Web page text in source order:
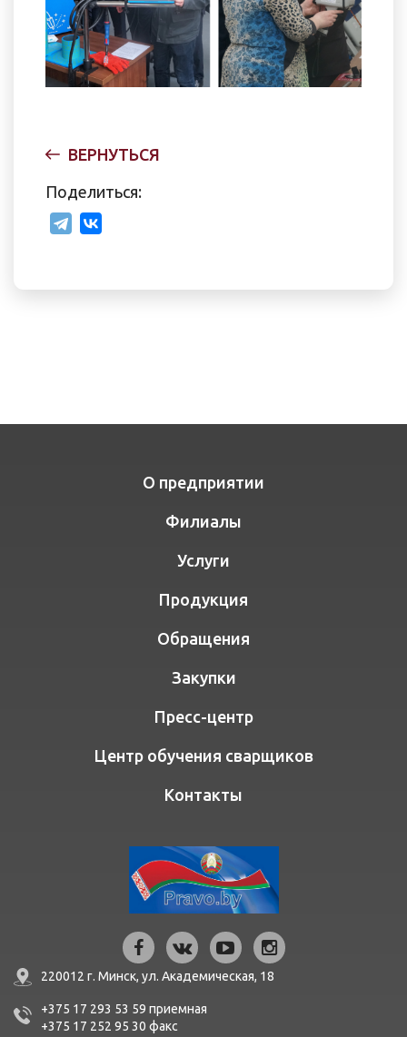
ВЕРНУТЬСЯ
Поделиться:
О предприятии
Филиалы
Услуги
Продукция
Обращения
Закупки
Пресс-центр
Центр обучения сварщиков
Контакты
220012 г. Минск, ул. Академическая, 18
+375 17 293 53 59 приемная
+375 17 252 95 30 факc